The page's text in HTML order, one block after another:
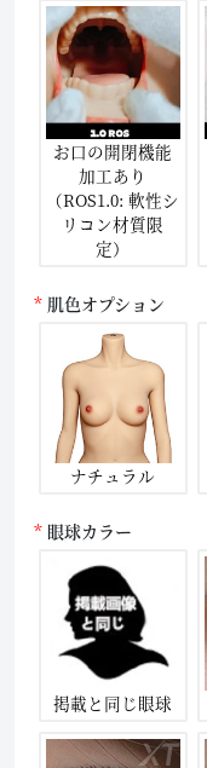
お口の開閉機能
加工あり
（ROS1.0: 軟性シ
リコン材質限
定）
肌色オプション
ナチュラル
眼球カラー
掲載と同じ眼球